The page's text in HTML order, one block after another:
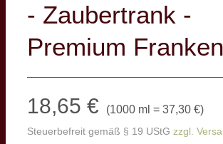
- Zaubertrank -
Premium
18,65 € (1000 ml = 37,30 €)
Steuerbefreit gemäß § 19 UStG zzgl.